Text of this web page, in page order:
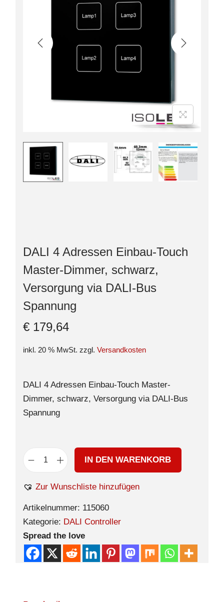
DALI 4 Adressen Einbau-Touch
Master-Dimmer, schwarz,
Versorgung via DALI-Bus
Spannung
€ 179,64
inkl. 20 % MwSt. zzgl. Versandkosten
DALI 4 Adressen Einbau-Touch Master-
Dimmer, schwarz, Versorgung via DALI-Bus
Spannung
IN DEN WARENKORB
Zur Wunschliste hinzufügen
Artikelnummer: 115060
Kategorie: DALI Controller
Spread the love